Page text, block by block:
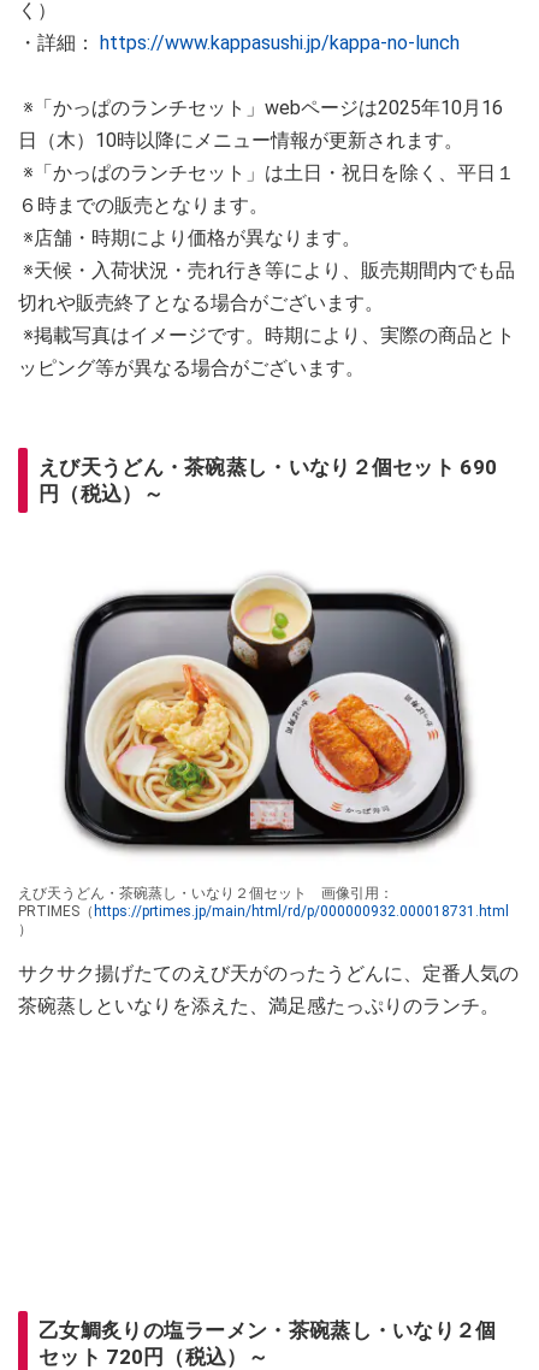
く）
・詳細： https://www.kappasushi.jp/kappa-no-lunch
※「かっぱのランチセット」webページは2025年10月16
日（木）10時以降にメニュー情報が更新されます。
※「かっぱのランチセット」は土日・祝日を除く、平日１
６時までの販売となります。
※店舗・時期により価格が異なります。
※天候・入荷状況・売れ行き等により、販売期間内でも品
切れや販売終了となる場合がございます。
※掲載写真はイメージです。時期により、実際の商品とト
ッピング等が異なる場合がございます。
えび天うどん・茶碗蒸し・いなり２個セット 690
円（税込）～
えび天うどん・茶碗蒸し・いなり２個セット 画像引用：
PRTIMES（ https://prtimes.jp/main/html/rd/p/000000932.000018731.html
）
サクサク揚げたてのえび天がのったうどんに、定番人気の
茶碗蒸しといなりを添えた、満足感たっぷりのランチ。
乙女鯛炙りの塩ラーメン・茶碗蒸し・いなり２個
セット 720円（税込）～